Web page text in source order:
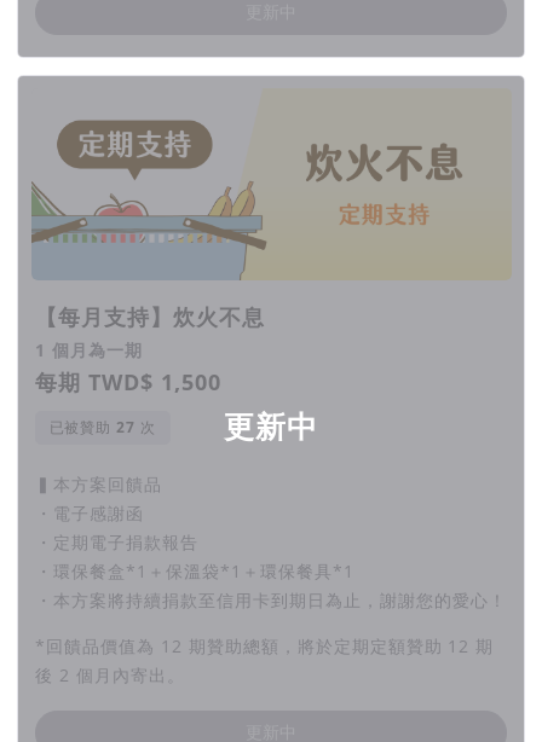
更新中
【每月支持】炊火不息
1 個月為一期
每期 TWD$ 1,500
已被贊助 次
▍本方案回饋品
・電子感謝函
・定期電子捐款報告
・環保餐盒*1＋保溫袋*1＋環保餐具*1
・本方案將持續捐款至信用卡到期日為止，謝謝您的愛心！
*回饋品價值為 12 期贊助總額，將於定期定額贊助 12 期
後 2 個月內寄出。